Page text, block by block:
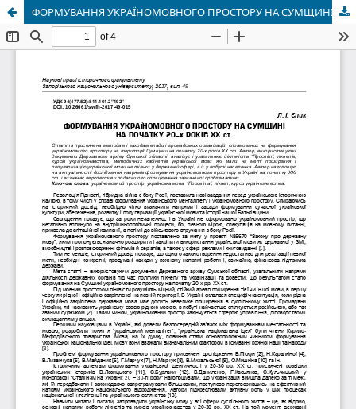
ФОРМУВАННЯ УКРАЇНОМОВНОГО ПРОСТОРУ НА СУМЩИНІ НА ПОЧАТКУ 20-х РОКІВ ХХ ст.